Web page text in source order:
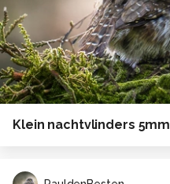
Klein nachtvlinders 5mm